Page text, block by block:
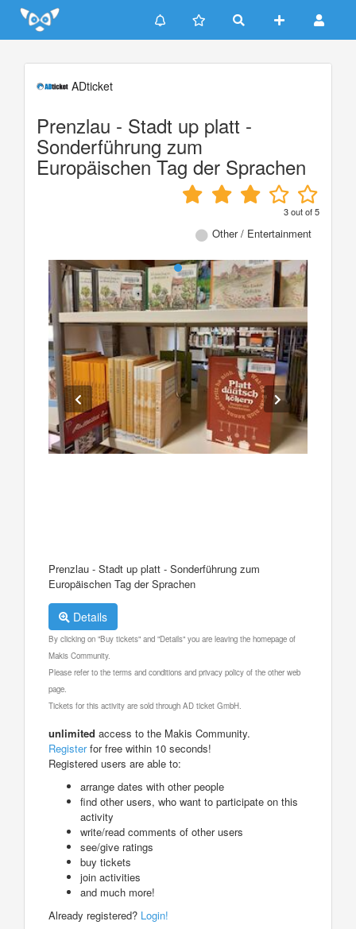
Update cookies preferences
ADticket
Prenzlau - Stadt up platt -
Sonderführung zum
Europäischen Tag der Sprachen
3out of5
Other / Entertainment
Prenzlau - Stadt up platt - Sonderführung zum
Europäischen Tag der Sprachen
Details
By clicking on "Buy tickets" and "Details" you are leaving the homepage of
Makis Community.
Please refer to the terms and conditions and privacy policy of the other web
page.
Tickets for this activity are sold through AD ticket GmbH.
unlimited access to the Makis Community.
Registerfor free within 10 seconds!
Registered users are able to:
arrange dates with other people
find other users, who want to participate on this
activity
write/read comments of other users
see/give ratings
buy tickets
join activities
and much more!
Already registered? Login!